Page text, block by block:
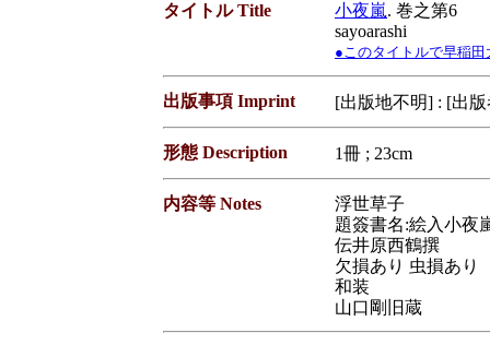
タイトル Title 小夜嵐. 巻之第6
sayoarashi
●このタイトルで早稲田
出版事項 Imprint [出版地不明] : [出
形態 Description 1冊 ; 23cm
内容等 Notes
浮世草子
題簽書名:絵入小夜
伝井原西鶴撰
欠損あり 虫損あり
和装
山口剛旧蔵